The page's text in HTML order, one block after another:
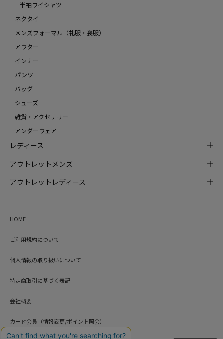
半袖ワイシャツ
ネクタイ
メンズフォーマル（礼服・喪服）
アウター
インナー
パンツ
バッグ
シューズ
雑貨・アクセサリー
アンダーウェア
レディース
アウトレットメンズ
アウトレットレディース
HOME
ご利用規約について
個人情報の取り扱いについて
特定商取引に基づく表記
会社概要
カード会員（情報変更/ポイント照会）